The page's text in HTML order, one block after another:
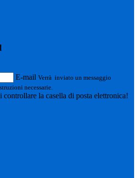
E-mail Verrà inviato un messaggio
necessarie.
la casella di posta elettronica!